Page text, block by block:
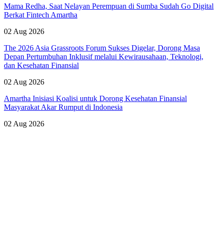
Mama Redha, Saat Nelayan Perempuan di Sumba Sudah Go Digital
Berkat Fintech Amartha
02 Aug 2026
The 2026 Asia Grassroots Forum Sukses Digelar, Dorong Masa
Depan Pertumbuhan Inklusif melalui Kewirausahaan, Teknologi,
dan Kesehatan Finansial
02 Aug 2026
Amartha Inisiasi Koalisi untuk Dorong Kesehatan Finansial
Masyarakat Akar Rumput di Indonesia
02 Aug 2026